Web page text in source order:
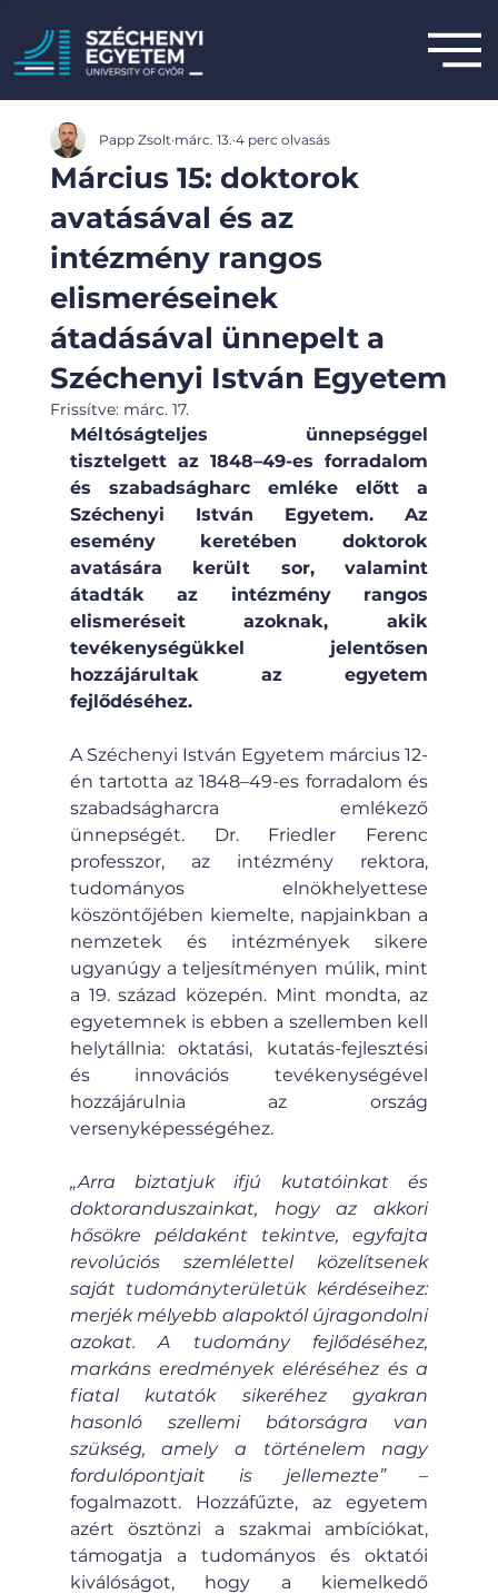
Március 15: doktorok
avatásával és az
intézmény rangos
elismeréseinek
átadásával ünnepelt a
Széchenyi István Egyetem
Papp Zsolt márc. 13. 4 perc olvasás
Frissítve: márc. 17.
Méltóságteljes ünnepséggel
tisztelgett az 1848–49-es forradalom
és szabadságharc emléke előtt a
Széchenyi István Egyetem. Az
esemény keretében doktorok
avatására került sor, valamint
átadták az intézmény rangos
elismeréseit azoknak, akik
tevékenységükkel jelentősen
hozzájárultak az egyetem
fejlődéséhez.
A Széchenyi István Egyetem március 12-
én tartotta az 1848–49-es forradalom és
szabadságharcra emlékező
ünnepségét. Dr. Friedler Ferenc
professzor, az intézmény rektora,
tudományos elnökhelyettese
köszöntőjében kiemelte, napjainkban a
nemzetek és intézmények sikere
ugyanúgy a teljesítményen múlik, mint
a 19. század közepén. Mint mondta, az
egyetemnek is ebben a szellemben kell
helytállnia: oktatási, kutatás-fejlesztési
és innovációs tevékenységével
hozzájárulnia az ország
versenyképességéhez.
„Arra biztatjuk ifjú kutatóinkat és
doktoranduszainkat, hogy az akkori
hősökre példaként tekintve, egyfajta
revolúciós szemlélettel közelítsenek
saját tudományterületük kérdéseihez:
merjék mélyebb alapoktól újragondolni
azokat. A tudomány fejlődéséhez,
markáns eredmények eléréséhez és a
fiatal kutatók sikeréhez gyakran
hasonló szellemi bátorságra van
szükség, amely a történelem nagy
fordulópontjait is jellemezte” –
fogalmazott. Hozzáfűzte, az egyetem
azért ösztönzi a szakmai ambíciókat,
támogatja a tudományos és oktatói
kiválóságot, hogy a kiemelkedő